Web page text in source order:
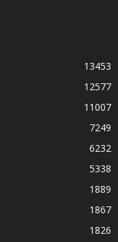
13453
12577
11007
7249
6232
5338
1889
1867
1826